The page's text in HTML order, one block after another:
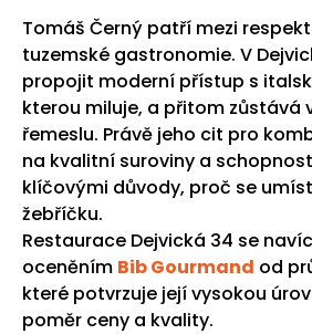
Tomáš Černý patří mezi
tuzemské gastronomie. V
propojit moderní přístup s
kterou miluje, a přitom zůstává
řemeslu. Právě jeho cit pro
na kvalitní suroviny a
klíčovými důvody, proč se
žebříčku.
Restaurace Dejvická 34 se
oceněním Bib Gourmand od
které potvrzuje její vysokou
poměr ceny a kvality.